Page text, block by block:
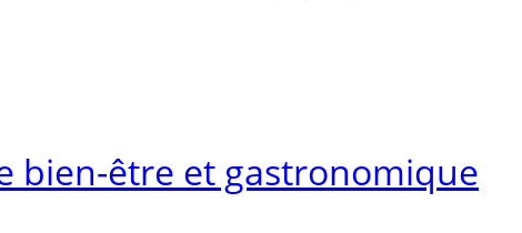
bien-être et gastronomique